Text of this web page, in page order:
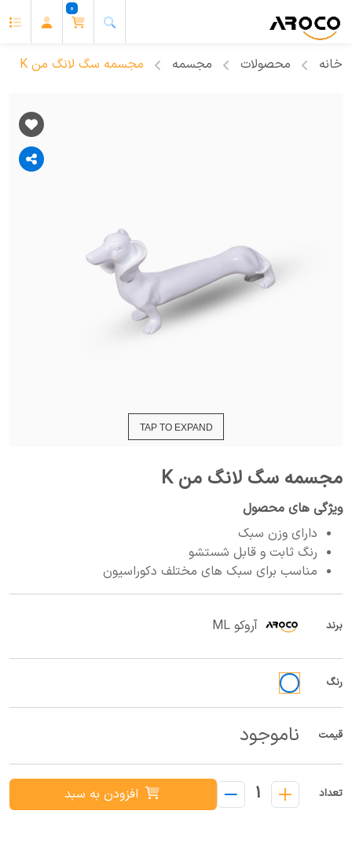
0
خانه محصولات مجسمه مجسمه سگ لانگ من K
TAP TO EXPAND
مجسمه سگ لانگ من K
ویژگی های محصول
دارای وزن سبک
رنگ ثابت و قابل شستشو
مناسب برای سبک های مختلف دکوراسیون
برند آروکو ML
رنگ
قیمت ناموجود
تعداد 1 افزودن به سبد